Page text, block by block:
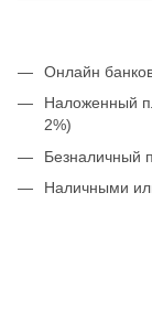
Онлайн
Наложенный
2%)
Безналичный
Наличными